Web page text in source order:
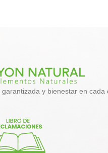
y bienestar en cada